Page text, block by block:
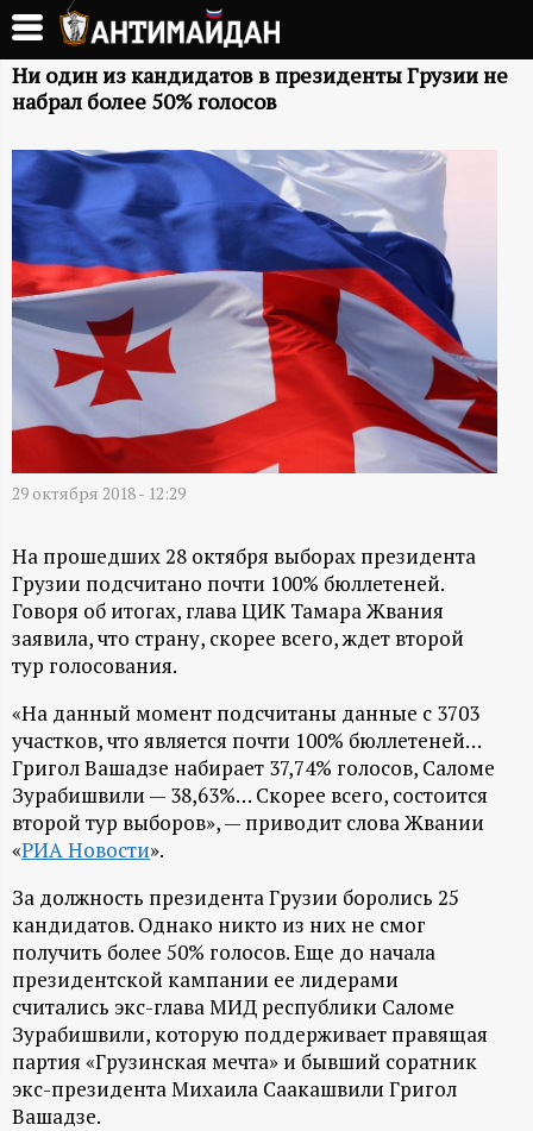
Перейти
основному
содержанию
А
Т
И
М
Й
Д
Н
-
и
н
ф
о
р
м
а
ц
Ни один из кандидатов в президенты Грузии не
набрал более 50% голосов
29 октября 2018 - 12:29
На прошедших 28 октября выборах президента
Грузии подсчитано почти 100% бюллетеней.
Говоря об итогах, глава ЦИК Тамара Жвания
заявила, что страну, скорее всего, ждет второй
тур голосования.
«На данный момент подсчитаны данные с 3703
участков, что является почти 100% бюллетеней…
Григол Вашадзе набирает 37,74% голосов, Саломе
Зурабишвили — 38,63%… Скорее всего, состоится
второй тур выборов», — приводит слова Жвании
«РИА Новости».
За должность президента Грузии боролись 25
кандидатов. Однако никто из них не смог
получить более 50% голосов. Еще до начала
президентской кампании ее лидерами
считались экс-глава МИД республики Саломе
Зурабишвили, которую поддерживает правящая
партия «Грузинская мечта» и бывший соратник
экс-президента Михаила Саакашвили Григол
Вашадзе.